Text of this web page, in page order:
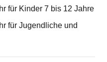
für Kin­der 7 bis 12 Jahre
für Jugend­li­che und